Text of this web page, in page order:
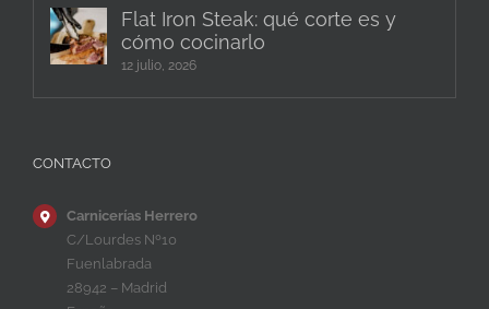
Flat Iron Steak: qué corte es y
cómo cocinarlo
12 julio, 2026
CONTACTO
Carnicerías Herrero
C/Lourdes Nº10
Fuenlabrada
28942 – Madrid